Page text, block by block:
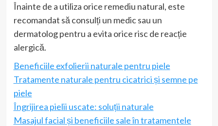
Înainte de a utiliza orice remediu natural, este
recomandat să consulți un medic sau un
dermatolog pentru a evita orice risc de reacție
alergică.
Beneficiile exfolierii naturale pentru piele
Tratamente naturale pentru cicatrici și semne pe
piele
Îngrijirea pielii uscate: soluții naturale
Masajul facial și beneficiile sale în tratamentele